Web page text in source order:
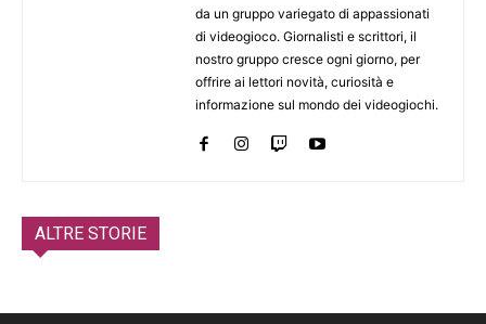
da un gruppo variegato di appassionati
di videogioco. Giornalisti e scrittori, il
nostro gruppo cresce ogni giorno, per
offrire ai lettori novità, curiosità e
informazione sul mondo dei videogiochi.
ALTRE STORIE